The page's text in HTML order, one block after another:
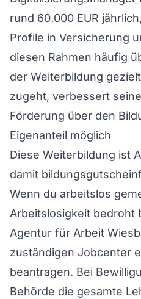
rund 60.000 EUR
Profile in Versicherung
diesen Rahmen häufig
der Weiterbildung
zugeht, verbessert
Förderung über den
Eigenanteil möglich
Diese Weiterbildung ist
damit
Wenn du arbeitslos
Arbeitslosigkeit bedroht
Agentur für Arbeit
zuständigen Jobcenter
beantragen. Bei
Behörde die gesamte